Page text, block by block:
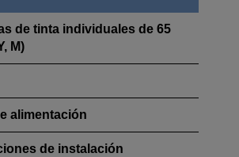
de tinta individuales de 65
M)
alimentación
de instalación